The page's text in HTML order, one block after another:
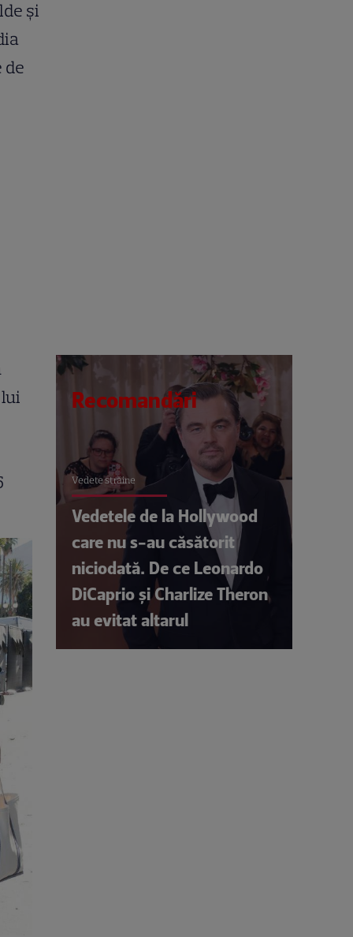
și
de
Recomandări
Vedete străine
Vedetele de la Hollywood
care nu s-au căsătorit
niciodată. De ce Leonardo
DiCaprio și Charlize Theron
au evitat altarul